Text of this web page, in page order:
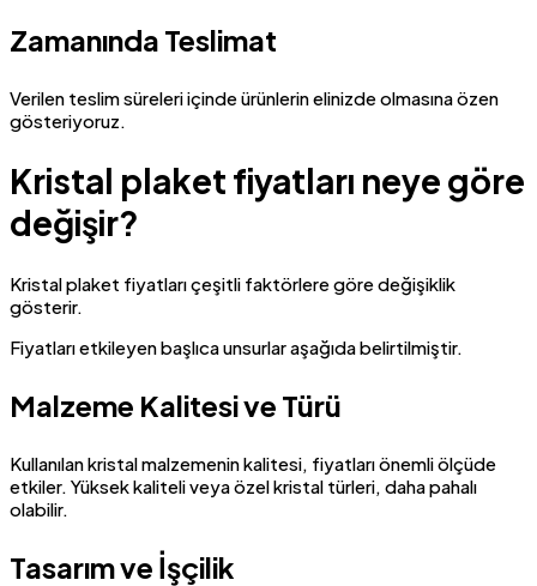
Zamanında Teslimat
Verilen teslim süreleri içinde ürünlerin elinizde olmasına özen
gösteriyoruz.
Kristal plaket fiyatları neye göre
değişir?
Kristal plaket fiyatları çeşitli faktörlere göre değişiklik
gösterir.
Fiyatları etkileyen başlıca unsurlar aşağıda belirtilmiştir.
Malzeme Kalitesi ve Türü
Kullanılan kristal malzemenin kalitesi, fiyatları önemli ölçüde
etkiler. Yüksek kaliteli veya özel kristal türleri, daha pahalı
olabilir.
Tasarım ve İşçilik